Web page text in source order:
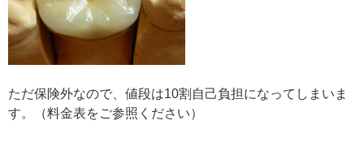
ただ保険外なので、値段は10割自己負担になってしまいま
す。（料金表をご参照ください）